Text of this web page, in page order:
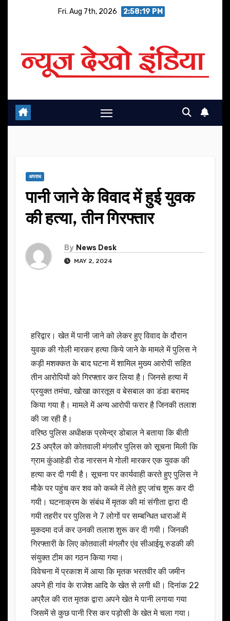
Fri. Aug 7th, 2026 2:58:20 PM
अपराध
पानी जाने के विवाद में हुई युवक
की हत्या, तीन गिरफ्तार
By News Desk
MAY 2, 2024
हरिद्वार। खेत में पानी जाने को लेकर हुए विवाद के दौरान
युवक की गोली मारकर हत्या किये जाने के मामले में पुलिस ने
कड़ी मशक्कत के बाद घटना में शामिल मुख्य आरोपी सहित
तीन आरोपियों को गिरफ्तार कर लिया है। जिनसे हत्या में
प्रयुक्त तमंचा, खोखा कारतूस व बेसबाल का डंडा बरामद
किया गया है। मामले में अन्य आरोपी फरार है जिनकी तलाश
की जा रही है।
वरिष्ठ पुलिस अधीक्षक प्रमेन्द्र डोबाल ने बताया कि बीती
23 अप्रैल को कोतवाली मंगलौर पुलिस को सूचना मिली कि
ग्राम कुंआहेडी रोड नारसन मे गोली मारकर एक युवक की
हत्या कर दी गयी है। सूचना पर कार्यवाही करते हुए पुलिस ने
मौके पर पहुंच कर शव को कब्जे में लेते हुए जांच शुरू कर दी
गयी। घटनाक्रम के संबंध में मृतक की मां संगीता द्वारा दी
गयी तहरीर पर पुलिस ने 7 लोगों पर सम्बन्धित धाराओं में
मुकदमा दर्ज कर उनकी तलाश शुरू कर दी गयी। जिनकी
गिरफ्तारी के लिए कोतवाली मंगलौर एंव सीआईयू रुडकी की
संयुक्त टीम का गठन किया गया।
विवेचना में प्रकाश में आया कि मृतक भरतवीर की जमीन
अपने ही गांव के राजेश आदि के खेत से लगी थी। दिनांक 22
अप्रैल की रात मृतक द्वारा अपने खेत मे पानी लगाया गया
जिसमें से कुछ पानी रिस कर पड़ोसी के खेत मे चला गया।